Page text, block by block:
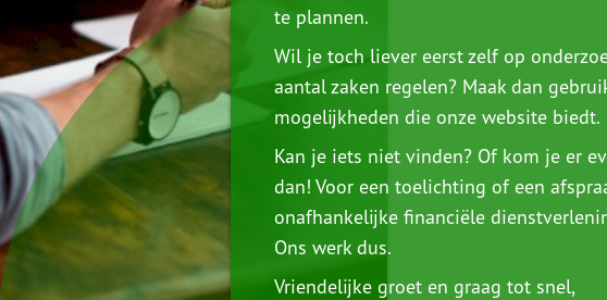
te plannen.
Wil je toch liever eerst zelf op
aantal zaken regelen? Maak dan
mogelijkheden die onze website biedt.
Kan je iets niet vinden? Of kom je er
dan! Voor een toelichting of een
onafhankelijke financiële
Ons werk dus.
Vriendelijke groet en graag tot snel,